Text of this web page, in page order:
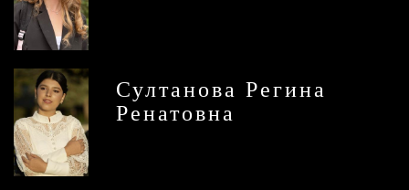
Султанова Регина
Ренатовна